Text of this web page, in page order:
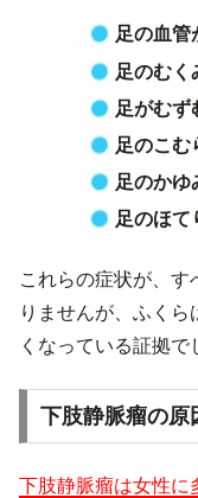
足の血管
足のむく
足がむず
足のこむ
足のかゆ
足のほて
これらの症状が、す
りませんが、ふく
くなっている証拠で
下肢静脈瘤の原
下肢静脈瘤は女性に